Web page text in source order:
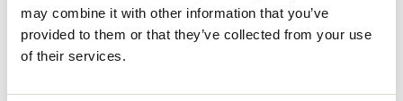
may combine it with other information that you’ve
provided to them or that they’ve collected from your use
of their services.
Quelle
Lichtquelle:
LED